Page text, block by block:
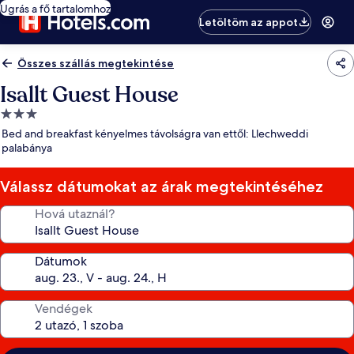
Ugrás a fő tartalomhoz
Letöltöm az appot
Összes szállás megtekintése
Isallt Guest House
3.0
csillagos
szálláshely
Bed and breakfast kényelmes távolságra van ettől: Llechweddi
palabánya
Válassz dátumokat az árak megtekintéséhez
Hová utaznál?
Dátumok
Vendégek